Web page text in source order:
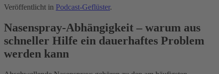
Veröffentlicht in Podcast-Geflüster.
Nasenspray-Abhängigkeit – warum aus
schneller Hilfe ein dauerhaftes Problem
werden kann